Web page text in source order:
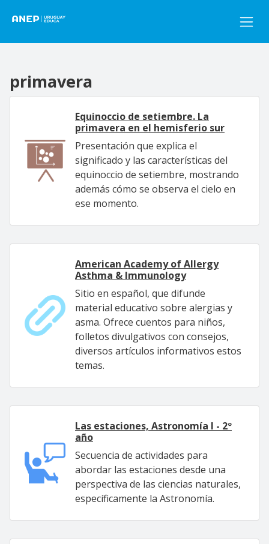
primavera
Equinoccio de setiembre. La
primavera en el hemisferio sur
Presentación que explica el
significado y las características del
equinoccio de setiembre, mostrando
además cómo se observa el cielo en
ese momento.
American Academy of Allergy
Asthma & Immunology
Sitio en español, que difunde
material educativo sobre alergias y
asma. Ofrece cuentos para niños,
folletos divulgativos con consejos,
diversos artículos informativos estos
temas.
Las estaciones, Astronomía I - 2º
año
Secuencia de actividades para
abordar las estaciones desde una
perspectiva de las ciencias naturales,
específicamente la Astronomía.